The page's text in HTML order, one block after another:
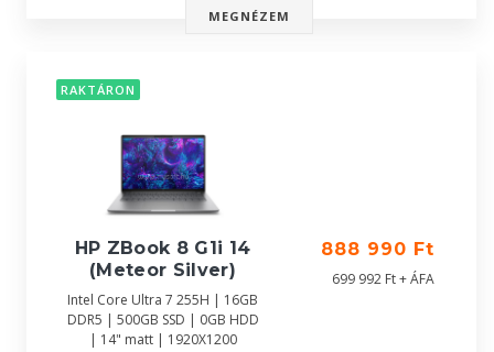
MEGNÉZEM
RAKTÁRON
HP ZBook 8 G1i 14
(Meteor Silver)
Intel Core Ultra 7 255H | 16GB
DDR5 | 500GB SSD | 0GB HDD
| 14" matt | 1920X1200
888 990 Ft
699 992 Ft + ÁFA